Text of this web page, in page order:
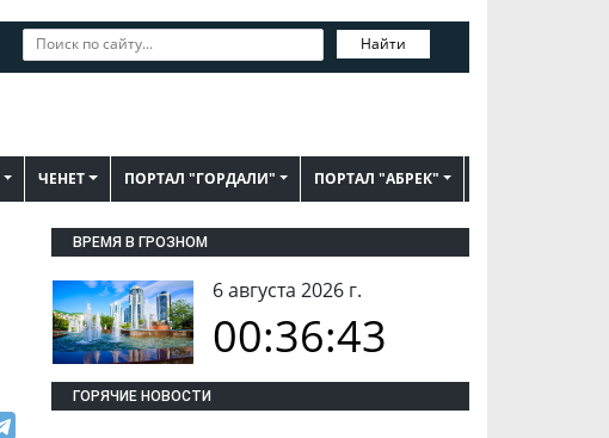
Найти
ЧЕНЕТ ПОРТАЛ "ГОРДАЛИ" ПОРТАЛ "АБРЕК"
ВРЕМЯ В ГРОЗНОМ
6 августа 2026 г.
00:36:44
ГОРЯЧИЕ НОВОСТИ